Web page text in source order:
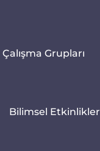
Çalışma Grupları
Bilimsel Etkinlikler